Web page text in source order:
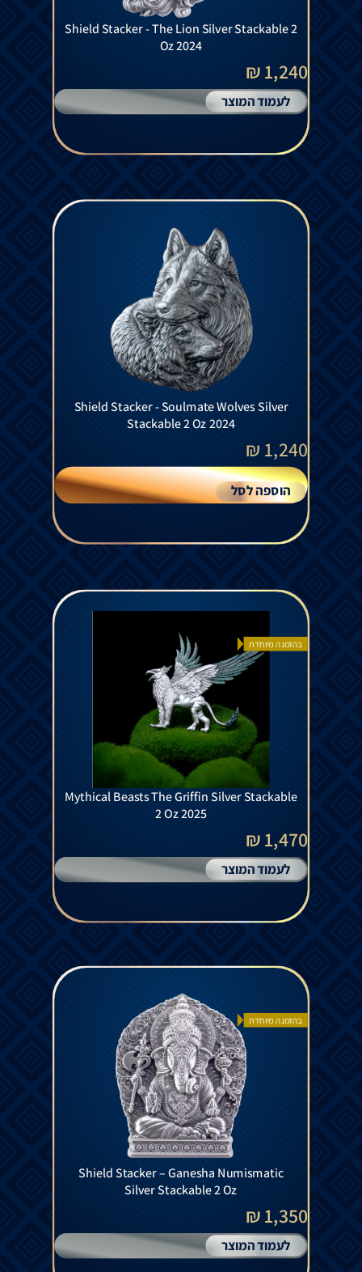
Shield Stacker - The Lion Silver Stackable 2
Oz 2024
1,240 ₪
לעמוד המוצר
Shield Stacker - Soulmate Wolves Silver
Stackable 2 Oz 2024
1,240
₪
הוספה לסל
בהזמנה מיוחדת
Mythical Beasts The Griffin Silver Stackable
2 Oz 2025
1,470 ₪
לעמוד המוצר
בהזמנה מיוחדת
Shield Stacker – Ganesha Numismatic
Silver Stackable 2 Oz
1,350 ₪
לעמוד המוצר